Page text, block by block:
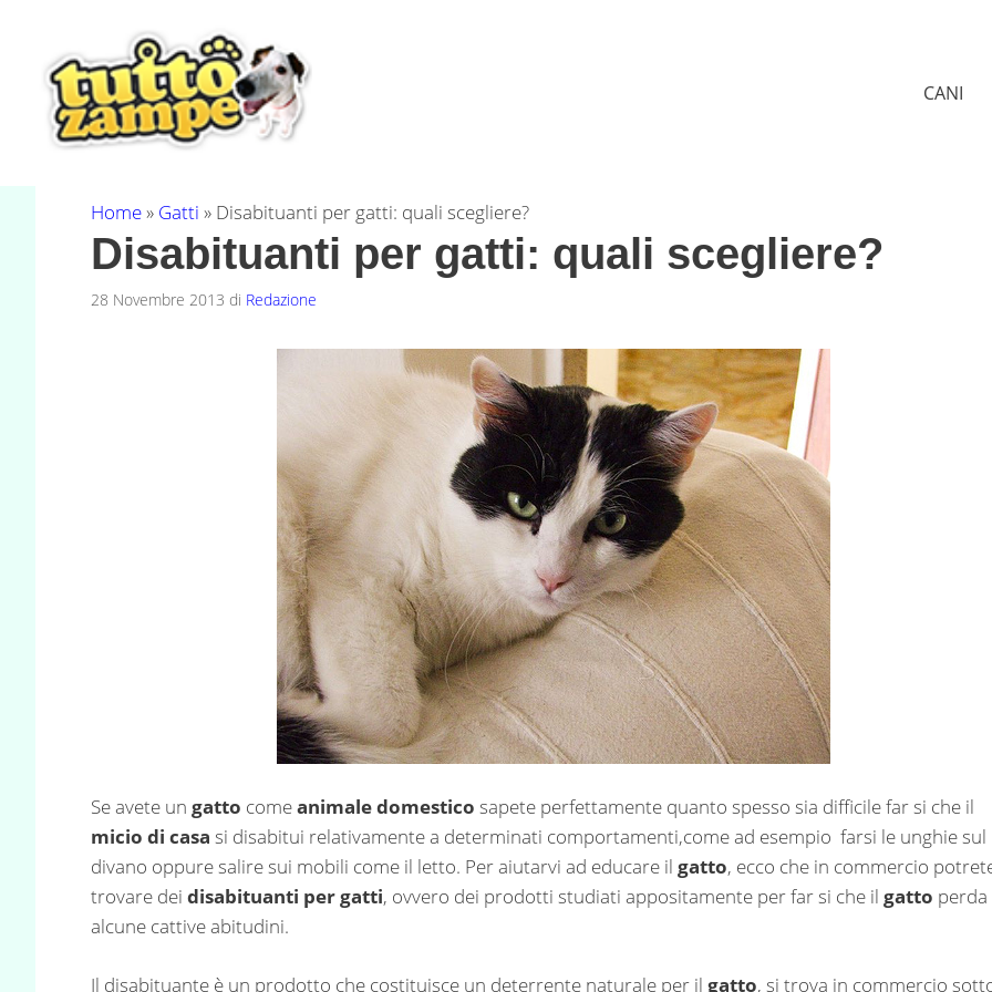
contenuto
CANI
Home» Gatti » Disabituanti per gatti: quali scegliere?
Disabituanti per gatti: quali scegliere?
28 Novembre 2013 di Redazione
Se avete un gatto comeanimale domestico sapete perfettamente quanto spesso sia difficile far si che il
micio di casa si disabitui relativamente a determinati comportamenti,come ad esempio farsi le unghie sul
divano oppure salire sui mobili come il letto. Per aiutarvi ad educare il gatto, ecco che in commercio
trovare dei disabituanti per gatti, ovvero dei prodotti studiati appositamente per far si che il gatto perda
alcune cattive abitudini.
Il disabituante è un prodotto che costituisce un deterrente naturale per il gatto, si trova in commercio